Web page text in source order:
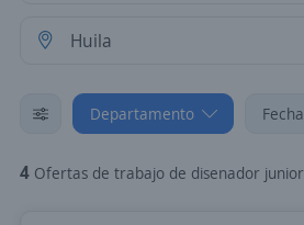
Departamento Fecha
4 Ofertas de trabajo de disenador junior en Huila